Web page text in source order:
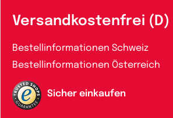
Versandkostenfrei (D)
Bestellinformationen Schweiz
Bestellinformationen Österreich
Sicher einkaufen